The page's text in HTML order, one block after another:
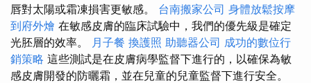
唇對太陽或霜凍損害更敏感。 台南搬家公司 身體放鬆按摩
到府外燴 在敏感皮膚的臨床試驗中，我們的優先級是確定
光胚層的效率。
月子餐 換護照 助聽器公司 成功的數位行
銷策略 這些測試是在皮膚病學監督下進行的，以確保為敏
感皮膚開發的防曬霜，並在兒童的兒童監督下進行安全。